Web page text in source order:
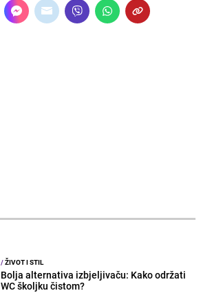
/ŽIVOT I STIL
Bolja alternativa izbjeljivaču: Kako održati
WC školjku čistom?